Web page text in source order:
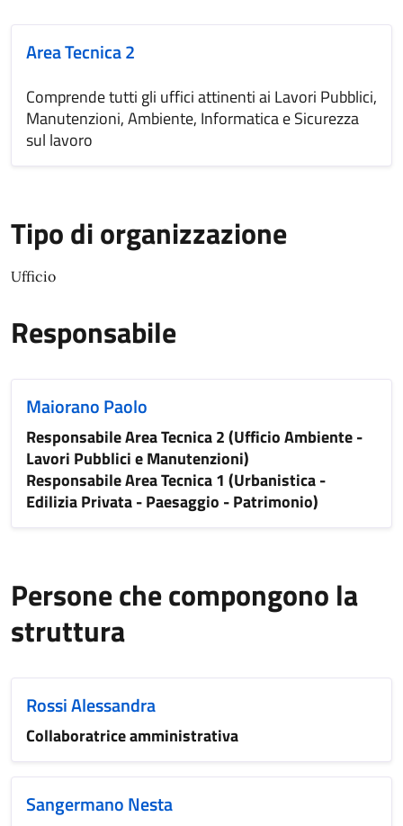
Area Tecnica 2
Comprende tutti gli uffici attinenti ai Lavori Pubblici,
Manutenzioni, Ambiente, Informatica e Sicurezza
sul lavoro
Tipo di organizzazione
Ufficio
Responsabile
Maiorano Paolo
Responsabile Area Tecnica 2 (Ufficio Ambiente -
Lavori Pubblici e Manutenzioni)
Responsabile Area Tecnica 1 (Urbanistica -
Edilizia Privata - Paesaggio - Patrimonio)
Persone che compongono la
struttura
Rossi Alessandra
Collaboratrice amministrativa
Sangermano Nesta